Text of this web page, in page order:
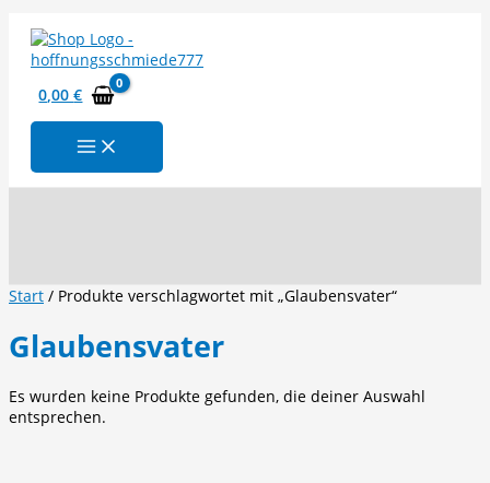
Inhalt
springen
0,00€
Start / Produkte verschlagwortet mit „Glaubensvater“
Glaubensvater
Es wurden keine Produkte gefunden, die deiner Auswahl
entsprechen.